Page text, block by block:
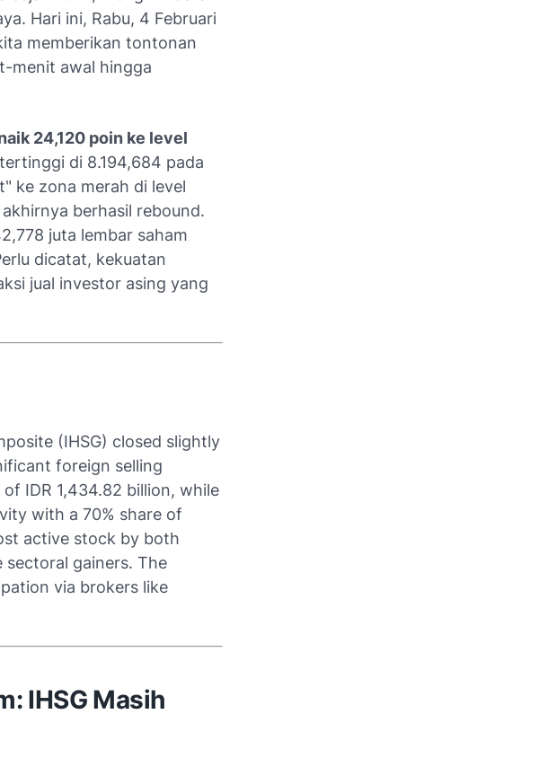
Hari ini, Rabu, 4 Februari
memberikan tontonan
menit awal hingga
24,120 poin ke level
di 8.194,684 pada
ke zona merah di level
berhasil rebound.
juta lembar saham
dicatat, kekuatan
jual investor asing yang
(IHSG) closed slightly
foreign selling
IDR 1,434.82 billion, while
with a 70% share of
active stock by both
sectoral gainers. The
via brokers like
IHSG Masih